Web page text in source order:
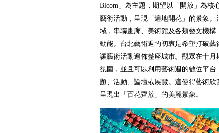
Bloom」為主題，期望以「開放」為核
藝術活動，呈現「遍地開花」的景象
域，串聯畫廊、美術館及各類藝文機
動能。台北藝術週的初衷是希望打破
讓藝術活動遍佈整座城市。觀眾在十
氛圍，並且可以利用藝術週的數位平
題、活動、論壇或展覽。這使得藝術
呈現出「百花齊放」的美麗景象。